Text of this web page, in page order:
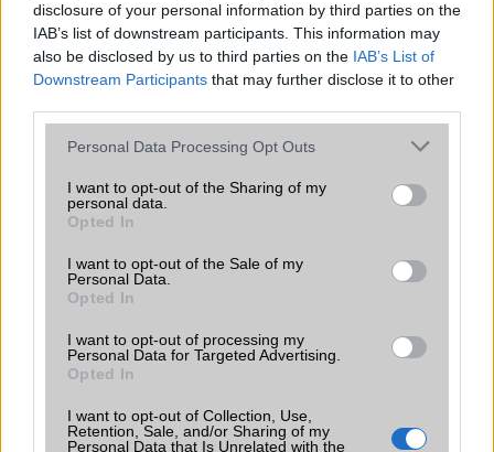
disclosure of your personal information by third parties on the
IAB’s list of downstream participants. This information may
also be disclosed by us to third parties on the IAB’s List of
Downstream Participants that may further disclose it to other
Please note that this website/app uses one or more Google
not limited to your visit or usage behaviour. You may click to
grant or deny consent to Google and its third-party tags to
use your data for below specified purposes in below Google
consent section.
Personal Data Processing Opt Outs
I want to opt-out of the Sharing of my
personal data.
Opted In
I want to opt-out of the Sale of my
Personal Data.
Opted In
I want to opt-out of processing my
Personal Data for Targeted Advertising.
Opted In
I want to opt-out of Collection, Use,
Retention, Sale, and/or Sharing of my
Personal Data that Is Unrelated with the
Ez a rejtett Samsung funkció teljesen
megváltoztatja a mobilhasználatot –
sokan mégsem tudnak róla
Az Edge Panel az egyik leghasznosabb funkció, amely
jelentősen felgyorsítja a mindennapi használatot,
KAPCSOLÓDÓ HÍREK
OnLive Desktop alkalmazás: pont mint a PC-d
Ekkora lesz az iPad mini?